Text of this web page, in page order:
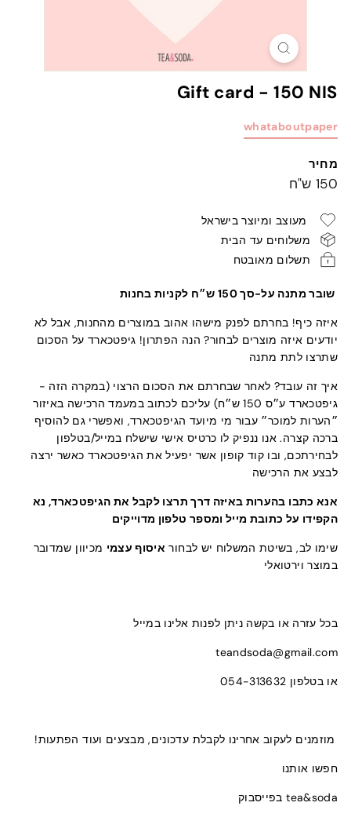
Gift card - 150 NIS
whataboutpaper
מחיר
מחיר
150 ש"ח
מעוצב ומיוצר בישראל
משלוחים עד הבית
תשלום מאובטח
שובר מתנה על-סך 150 ש״ח לקניות בחנות
איזה כיף! בחרתם לפנק מישהו אהוב במוצרים מהחנות, אבל לא
יודעים איזה מוצרים לבחור? הנה הפתרון! גיפטכארד על הסכום
שתרצו לתת מתנה
איך זה עובד? לאחר שבחרתם את הסכום הרצוי (במקרה הזה -
גיפטכארד ע״ס 150 ש״ח) עליכם לכתוב במעמד הרכישה באיזור
״הערות למוכר״ עבור מי מיועד הגיפטכארד, ואפשרי גם להוסיף
ברכה קצרה. אנו ננפיק לו כרטיס אישי שישלח במייל/בטלפון
לבחירתכם, ובו קוד קופון אשר יפעיל את הגיפטכארד כאשר ירצה
לבצע את הרכישה
אנא כתבו בהערות באיזה דרך תרצו לקבל את הגיפטכארד, נא
הקפידו על כתובת מייל ומספר טלפון מדוייקים
שימו לב, בשיטת המשלוח יש לבחור איסוף עצמי מכיוון שמדובר
במוצר וירטואלי
בכל עזרה או בקשה ניתן לפנות אלינו במייל
teandsoda@gmail.com
או בטלפון 054-313632
מוזמנים לעקוב אחרינו לקבלת עדכונים, מבצעים ועוד הפתעות!
חפשו אותנו
tea&soda בפייסבוק